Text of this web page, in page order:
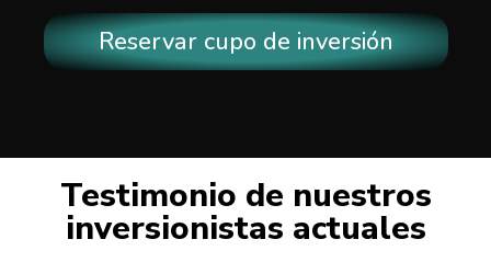
Reservar cupo de inversión
Testimonio de nuestros
inversionistas actuales